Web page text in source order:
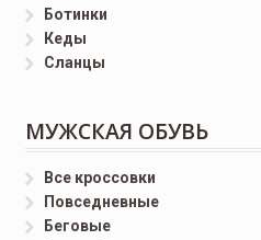
Ботинки
Кеды
Сланцы
МУЖСКАЯ ОБУВЬ
Все кроссовки
Повседневные
Беговые